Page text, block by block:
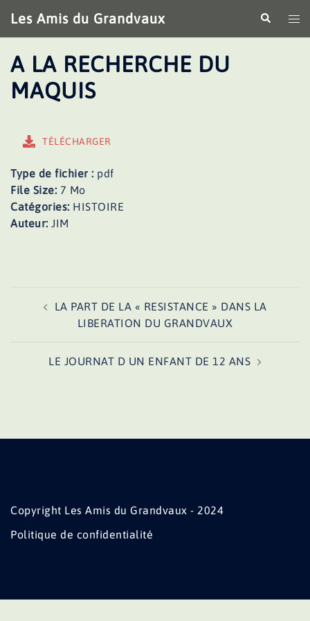
au
contenu
Les Amis du Grandvaux
le
A LA RECHERCHE DU
MAQUIS
TÉLÉCHARGER
Type de fichier : pdf
File Size: 7 Mo
Catégories: HISTOIRE
Auteur: JIM
d’articleLA PART DE LA « RESISTANCE » DANS LA
LIBERATION DU GRANDVAUX
LE JOURNAT D UN ENFANT DE 12 ANS
Copyright Les Amis du Grandvaux - 2024
Politique de confidentialité